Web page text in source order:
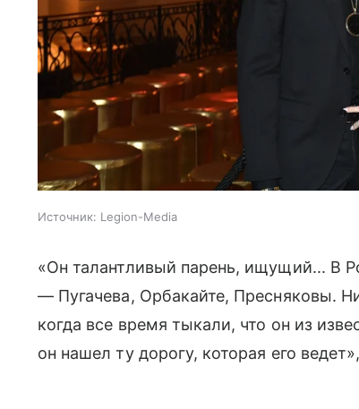
Источник: Legion-Media
«Он талантливый парень, ищущий... В
— Пугачева, Орбакайте, Пресняковы.
когда все время тыкали, что он из
он нашел ту дорогу, которая его